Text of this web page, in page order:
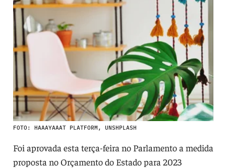
FOTO: HAAAYAAAT PLATFORM, UNSHPLASH
Foi aprovada esta terça-feira no Parlamento a medida
proposta no Orçamento do Estado para 2023